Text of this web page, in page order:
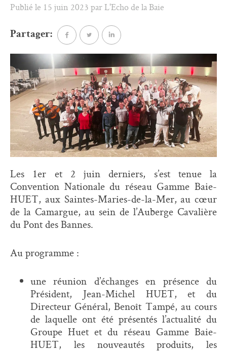
Publié le 15 juin 2023 par L'Echo de la Baie
Partager:
Les 1er et 2 juin derniers, s’est tenue la
Convention Nationale du réseau Gamme Baie-
HUET, aux Saintes-Maries-de-la-Mer, au cœur
de la Camargue, au sein de l’Auberge Cavalière
du Pont des Bannes.
Au programme :
une réunion d’échanges en présence du
Président, Jean-Michel HUET, et du
Directeur Général, Benoît Tampé, au cours
de laquelle ont été présentés l’actualité du
Groupe Huet et du réseau Gamme Baie-
HUET, les nouveautés produits, les